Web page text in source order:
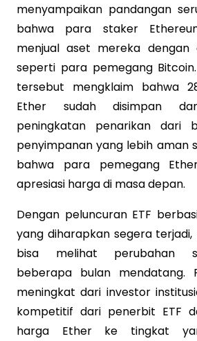
menyampaikan pandangan
bahwa para staker
menjual aset mereka
seperti para pemegang
tersebut mengklaim bahwa
Ether sudah disimpan
peningkatan penarikan dari
penyimpanan yang lebih aman
bahwa para pemegang
apresiasi harga di masa depan.
Dengan peluncuran ETF
yang diharapkan segera
bisa melihat perubahan
beberapa bulan mendatang.
meningkat dari investor
kompetitif dari penerbit ETF
harga Ether ke tingkat